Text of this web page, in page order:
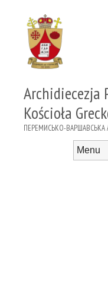
Archidiecezja
Kościoła
ПЕРЕМИСЬКО-ВАРШАВСЬКА